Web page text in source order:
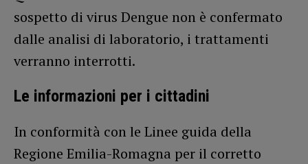
sospetto di virus Dengue non è confermato
dalle analisi di laboratorio, i trattamenti
verranno interrotti.
Le informazioni per i cittadini
In conformità con le Linee guida della
Regione Emilia-Romagna per il corretto